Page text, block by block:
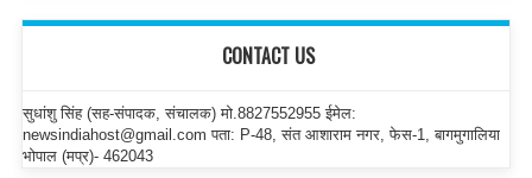
CONTACT US
सुधांशु सिंह (सह-संपादक, संचालक) मो.8827552955 ईमेल:
newsindiahost@gmail.com पता: P-48, संत आशाराम नगर, फेस-1, बागमुगालिया
भोपाल (मप्र)- 462043